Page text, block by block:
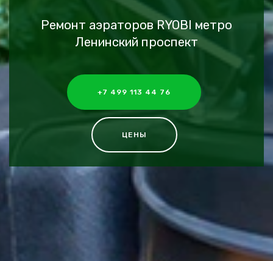
Ремонт аэраторов RYOBI метро
Ленинский проспект
+7 499 113 44 76
ЦЕНЫ